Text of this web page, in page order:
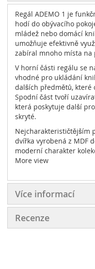
Regál ADEMO 1 je
hodí do obývacího
mládež nebo domácí
umožňuje efektivně
zabíral mnoho místa na
V horní části regálu se
vhodné pro ukládání
dalších předmětů, které
Spodní část tvoří
která poskytuje další
skryté.
Nejcharakterističtějším
dvířka vyrobená z MDF
moderní charakter
efekt. Čelo nemá
zatlačením.
Regál je umístěn na
cm. Zvýšená
a zároveň usnadňuje
při použití robotického
More view
Více informací
Recenze